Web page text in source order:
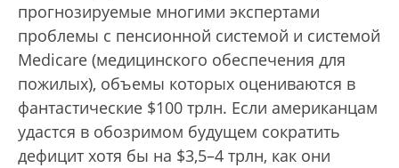
прогнозируемые многими экспертами
проблемы с пенсионной системой и системой
Medicare (медицинского обеспечения для
пожилых), объемы которых оцениваются в
фантастические $100 трлн. Если американцам
удастся в обозримом будущем сократить
дефицит хотя бы на $3,5–4 трлн, как они